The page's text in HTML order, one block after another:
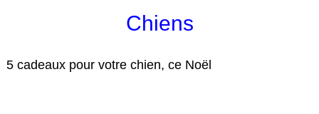
Chiens
5 cadeaux pour votre chien, ce Noël